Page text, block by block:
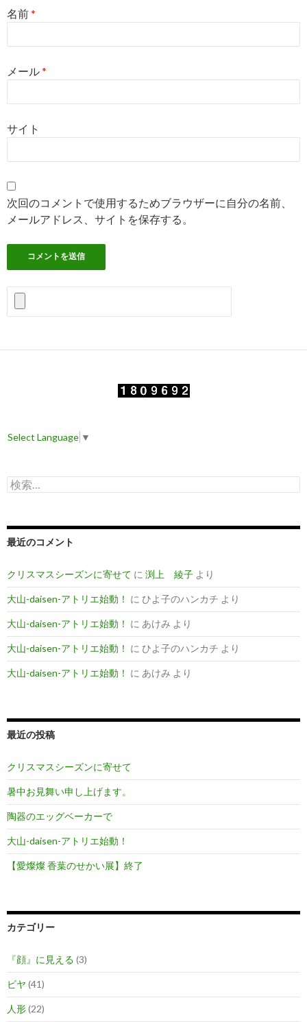
名前*
メール*
サイト
次回のコメントで使用するためブラウザーに自分の名前、
メールアドレス、サイトを保存する。
Select Language ▼
検
索
最近のコメント
クリスマスシーズンに寄せて に 渕上 綾子 より
大山-daisen-アトリエ始動！ に ひよ子のハンカチ より
大山-daisen-アトリエ始動！ に あけみ より
大山-daisen-アトリエ始動！ に ひよ子のハンカチ より
大山-daisen-アトリエ始動！ に あけみ より
最近の投稿
クリスマスシーズンに寄せて
暑中お見舞い申し上げます。
陶器のエッグベーカーで
大山-daisen-アトリエ始動！
【愛燦燦 香葉のせかい展】終了
カテゴリー
『顔』に見える (3)
ビヤ (41)
人形(22)